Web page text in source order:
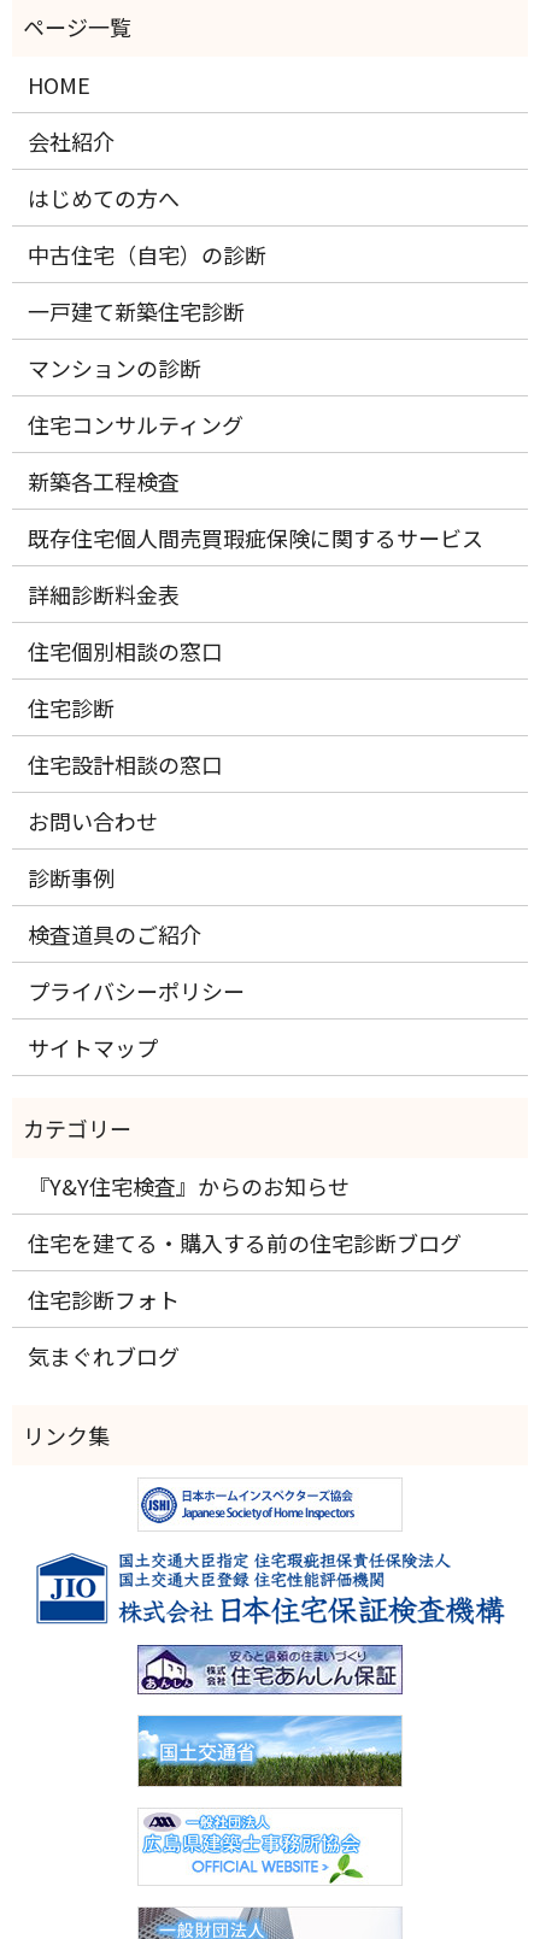
HOME
会社紹介
はじめての方へ
中古住宅（自宅）の診断
一戸建て新築住宅診断
マンションの診断
住宅コンサルティング
新築各工程検査
既存住宅個人間売買瑕疵保険に関するサービス
詳細診断料金表
住宅個別相談の窓口
住宅診断
住宅設計相談の窓口
お問い合わせ
診断事例
検査道具のご紹介
プライバシーポリシー
サイトマップ
『Y&Y住宅検査』からのお知らせ
住宅を建てる・購入する前の住宅診断ブログ
住宅診断フォト
気まぐれブログ